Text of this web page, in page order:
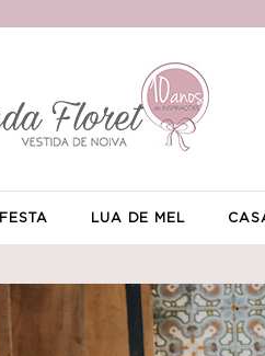
FESTA LUA DE MEL